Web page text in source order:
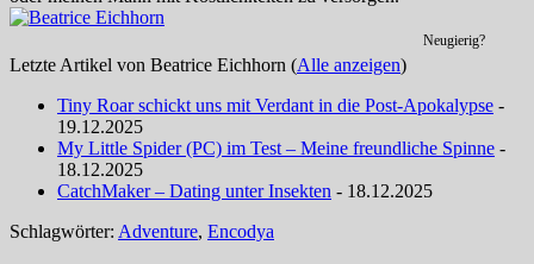
Neugierig?
Letzte Artikel von Beatrice Eichhorn (Alle anzeigen)
Tiny Roar schickt uns mit Verdant in die Post-Apokalypse -
19.12.2025
My Little Spider (PC) im Test – Meine freundliche Spinne -
18.12.2025
CatchMaker – Dating unter Insekten - 18.12.2025
Schlagwörter: Adventure, Encodya